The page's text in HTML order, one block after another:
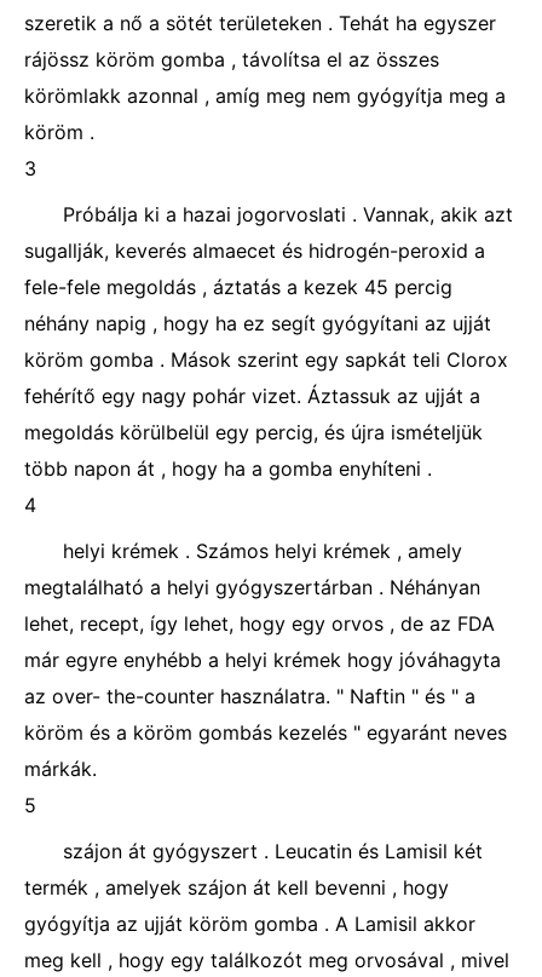
szeretik a nő a sötét területeken . Tehát ha egyszer
rájössz köröm gomba , távolítsa el az összes
körömlakk azonnal , amíg meg nem gyógyítja meg a
köröm .
3
Próbálja ki a hazai jogorvoslati . Vannak, akik azt
sugallják, keverés almaecet és hidrogén-peroxid a
fele-fele megoldás , áztatás a kezek 45 percig
néhány napig , hogy ha ez segít gyógyítani az ujját
köröm gomba . Mások szerint egy sapkát teli Clorox
fehérítő egy nagy pohár vizet. Áztassuk az ujját a
megoldás körülbelül egy percig, és újra ismételjük
több napon át , hogy ha a gomba enyhíteni .
4
helyi krémek . Számos helyi krémek , amely
megtalálható a helyi gyógyszertárban . Néhányan
lehet, recept, így lehet, hogy egy orvos , de az FDA
már egyre enyhébb a helyi krémek hogy jóváhagyta
az over- the-counter használatra. " Naftin " és " a
köröm és a köröm gombás kezelés " egyaránt neves
márkák.
5
szájon át gyógyszert . Leucatin és Lamisil két
termék , amelyek szájon át kell bevenni , hogy
gyógyítja az ujját köröm gomba . A Lamisil akkor
meg kell , hogy egy találkozót meg orvosával , mivel